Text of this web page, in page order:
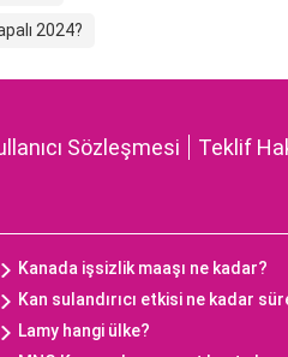
2024?
Sözleşmesi Teklif
Kanada işsizlik maaşı ne kadar?
Kan sulandırıcı etkisi ne kadar
Lamy hangi ülke?